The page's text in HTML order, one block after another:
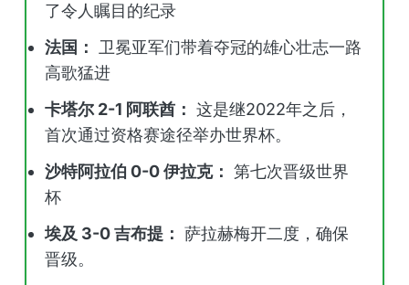
了令人瞩目的纪录
法国：
卫冕亚军们带着夺冠的雄心壮志一路
高歌猛进
卡塔尔 2-1 阿联酋： 这是继2022年之后，
首次通过资格赛途径举办世界杯。
沙特阿拉伯 0-0 伊拉克： 第七次晋级世界
杯
埃及 3-0 吉布提： 萨拉赫梅开二度，确保
晋级。